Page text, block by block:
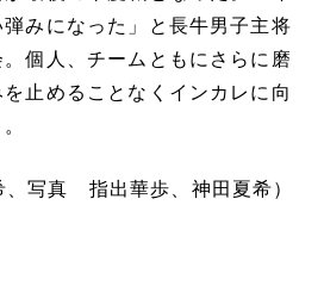
みになった」と長牛男子主将
個人、チームともにさらに磨
止めることなくインカレに向
写真 指出華歩、神田夏希）